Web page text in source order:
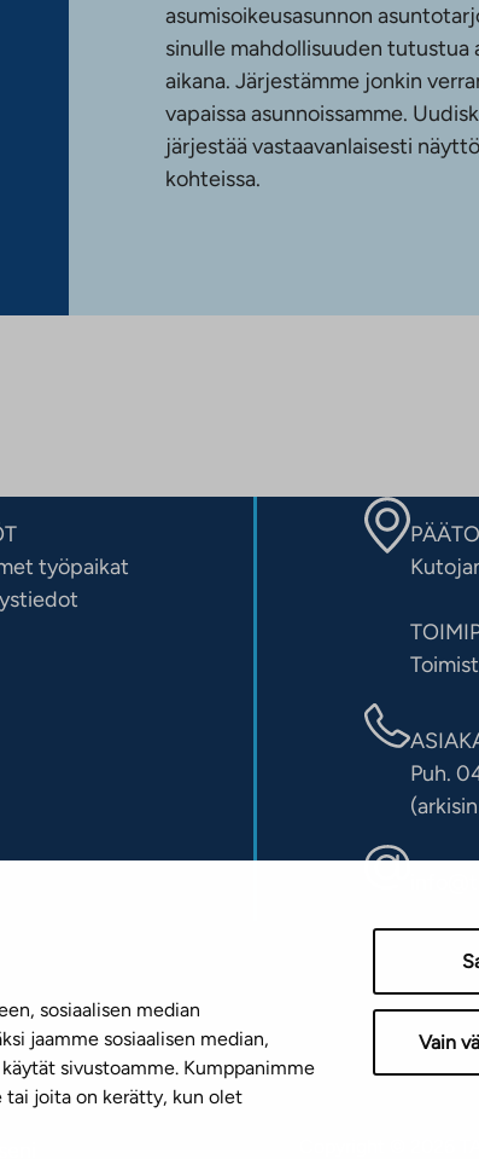
sosiaalisen median
jaamme sosiaalisen median,
sivustoamme. Kumppanimme
joita on kerätty, kun olet
Vain
asumisoikeusasunnon
sinulle mahdollisuuden tutustua
aikana. Järjestämme jonkin
vapaissa asunnoissamme.
järjestää vastaavanlaisesti
kohteissa.
työpaikat
Puh.